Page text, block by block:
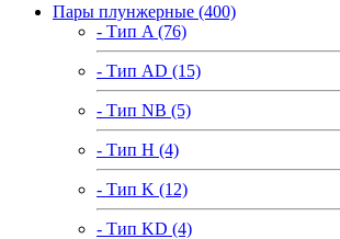
Пары плунжерные (400)
- Тип A (76)
- Тип AD (15)
- Тип NB (5)
- Тип H (4)
- Тип K (12)
- Тип KD (4)